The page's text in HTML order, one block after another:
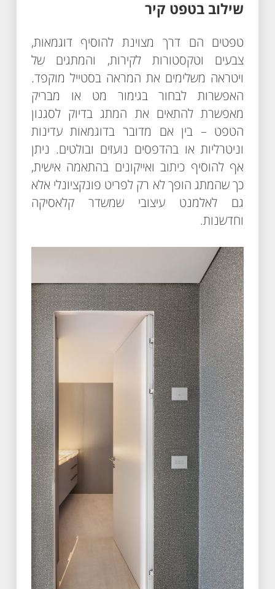
שילוב בטפט קיר
טפטים הם דרך מצוינת להוסיף דוגמאות,
צבעים וטקסטורות לקירות, והמתגים של
ויטראה משלימים את המראה בסטייל מוקפד.
האפשרות לבחור בגימור מט או מבריק
מאפשרת להתאים את המתג בדיוק לסגנון
הטפט – בין אם מדובר בדוגמאות עדינות
וניטרליות או בהדפסים נועזים ובולטים. ניתן
אף להוסיף כיתוב ואייקונים בהתאמה אישית,
כך שהמתג הופך לא רק לפריט פונקציונלי אלא
גם לאלמנט עיצובי שמשדר קלאסיקה
וחדשנות.